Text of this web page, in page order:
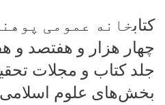
کتابخانه عمومی
چهار هزار و هفتصد و
جلد کتاب و مجلات
بخش‌های علوم